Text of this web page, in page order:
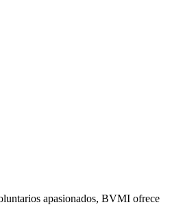
apasionados, BVMI ofrece